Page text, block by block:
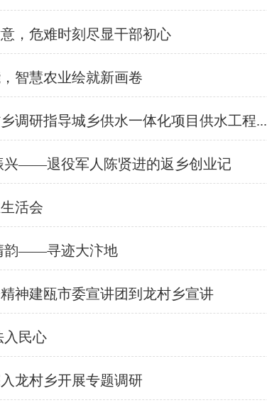
，危难时刻尽显干部初心
智慧农业绘就新画卷
调研指导城乡供水一体化项目供水工程...
兴——退役军人陈贤进的返乡创业记
活会
韵——寻迹大汴地
神建瓯市委宣讲团到龙村乡宣讲
入民心
龙村乡开展专题调研